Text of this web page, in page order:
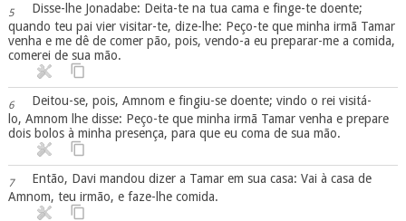
5
Disse-lhe Jonadabe: Deita-te na tua cama e finge-te doente;
quando teu pai vier visitar-te, dize-lhe: Peço-te que minha irmã Tamar
venha e me dê de comer pão, pois, vendo-a eu preparar-me a comida,
comerei de sua mão.
6
Deitou-se, pois, Amnom e fingiu-se doente; vindo o rei visitá-
lo, Amnom lhe disse: Peço-te que minha irmã Tamar venha e prepare
dois bolos à minha presença, para que eu coma de sua mão.
7
Então, Davi mandou dizer a Tamar em sua casa: Vai à casa de
Amnom, teu irmão, e faze-lhe comida.